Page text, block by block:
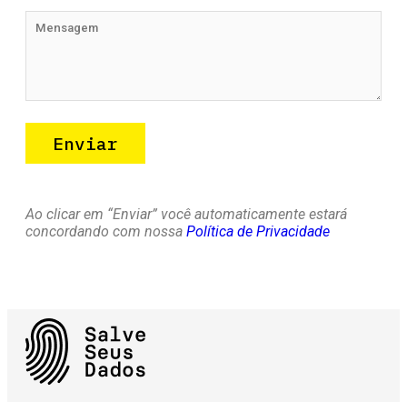
Ao clicar em “Enviar” você automaticamente estará
concordando com nossa Política de Privacidade